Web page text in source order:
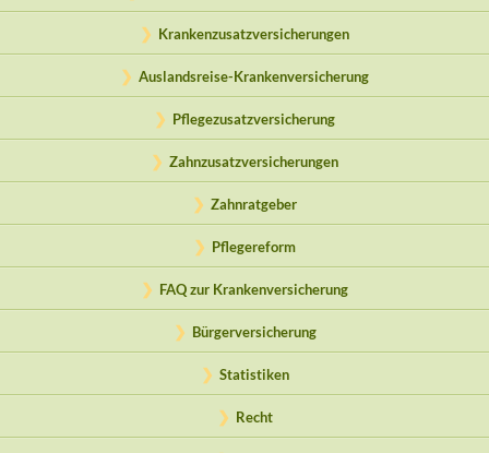
Krankenzusatzversicherungen
Auslandsreise-Krankenversicherung
Pflegezusatzversicherung
Zahnzusatzversicherungen
Zahnratgeber
Pflegereform
FAQ zur Krankenversicherung
Bürgerversicherung
Statistiken
Recht